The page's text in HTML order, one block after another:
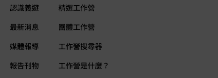
認識義遊
最新消息
媒體報導
報告刊物
精選工作營
團體工作營
工作營搜尋器
工作營是什麼？